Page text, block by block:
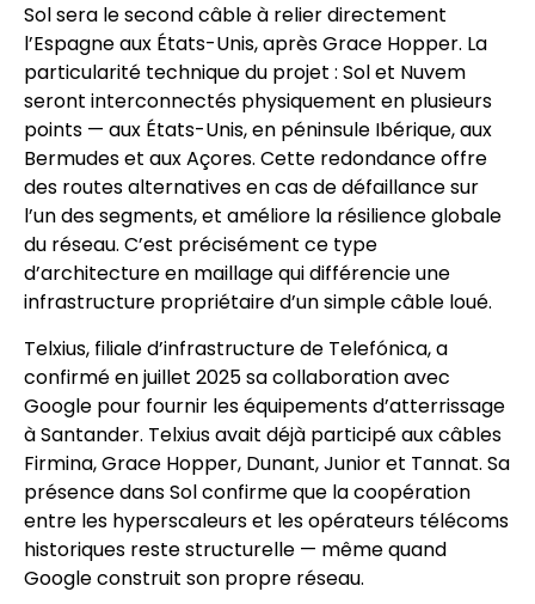
Sol sera le second câble à relier directement
l’Espagne aux États-Unis, après Grace Hopper. La
particularité technique du projet : Sol et Nuvem
seront interconnectés physiquement en plusieurs
points — aux États-Unis, en péninsule Ibérique, aux
Bermudes et aux Açores. Cette redondance offre
des routes alternatives en cas de défaillance sur
l’un des segments, et améliore la résilience globale
du réseau. C’est précisément ce type
d’architecture en maillage qui différencie une
infrastructure propriétaire d’un simple câble loué.
Telxius, filiale d’infrastructure de Telefónica, a
confirmé en juillet 2025 sa collaboration avec
Google pour fournir les équipements d’atterrissage
à Santander. Telxius avait déjà participé aux câbles
Firmina, Grace Hopper, Dunant, Junior et Tannat. Sa
présence dans Sol confirme que la coopération
entre les hyperscaleurs et les opérateurs télécoms
historiques reste structurelle — même quand
Google construit son propre réseau.